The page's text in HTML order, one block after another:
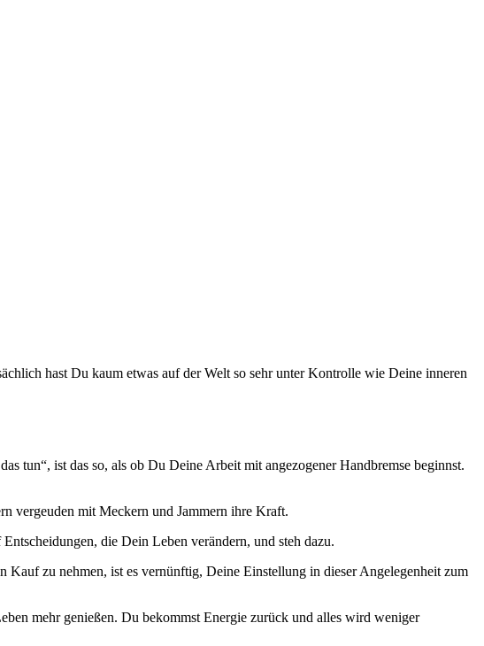
hast Du kaum etwas auf der Welt so sehr unter Kontrolle wie Deine inneren
tun“, ist das so, als ob Du Deine Arbeit mit angezogener Handbremse beginnst.
vergeuden mit Meckern und Jammern ihre Kraft.
die Dein Leben verändern, und steh dazu.
Kauf zu nehmen, ist es vernünftig, Deine Einstellung in dieser Angelegenheit zum
mehr genießen. Du bekommst Energie zurück und alles wird weniger